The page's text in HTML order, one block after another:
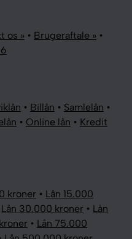
os » • Brugeraftale » •
• Billån • Samlelån •
• Online lån • Kredit
kroner • Lån 15.000
Lån 30.000 kroner • Lån
• Lån 75.000